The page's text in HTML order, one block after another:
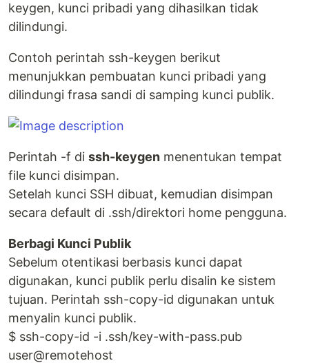
keygen, kunci pribadi yang dihasilkan tidak
dilindungi.
Contoh perintah ssh-keygen berikut
menunjukkan pembuatan kunci pribadi yang
dilindungi frasa sandi di samping kunci publik.
Perintah -f di ssh-keygen menentukan tempat
file kunci disimpan.
Setelah kunci SSH dibuat, kemudian disimpan
secara default di .ssh/direktori home pengguna.
Berbagi Kunci Publik
Sebelum otentikasi berbasis kunci dapat
digunakan, kunci publik perlu disalin ke sistem
tujuan. Perintah ssh-copy-id digunakan untuk
menyalin kunci publik.
$ ssh-copy-id -i .ssh/key-with-pass.pub
user@remotehost